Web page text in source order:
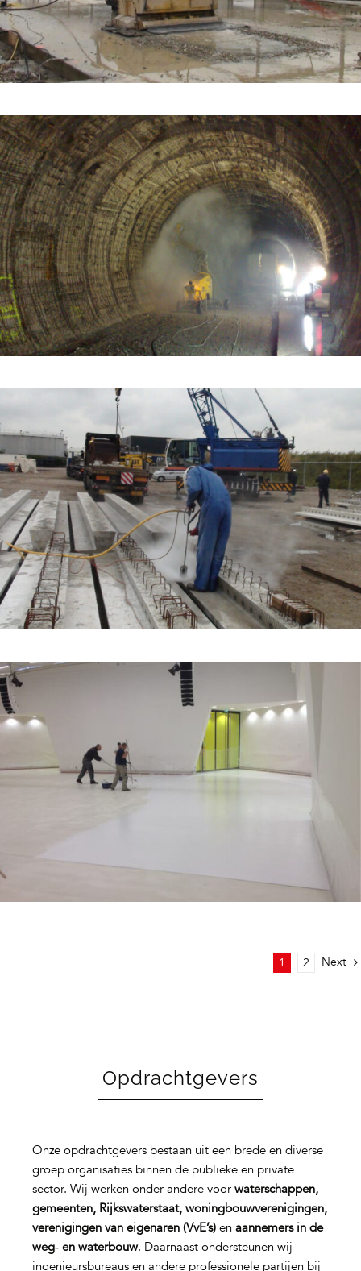
1 2 Next
Opdrachtgevers
Onze opdrachtgevers bestaan uit een brede en diverse
groep organisaties binnen de publieke en private
sector. Wij werken onder andere voor waterschappen,
gemeenten, Rijkswaterstaat, woningbouwverenigingen,
verenigingen van eigenaren (VvE’s)en aannemers in de
weg‑ en waterbouw. Daarnaast ondersteunen wij
ingenieursbureaus en andere professionele partijen bij